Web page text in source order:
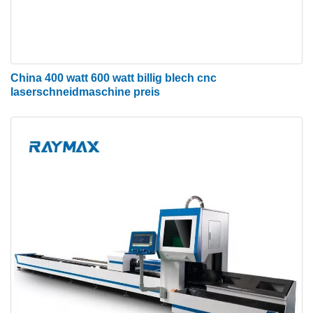
China 400 watt 600 watt billig blech cnc
laserschneidmaschine preis